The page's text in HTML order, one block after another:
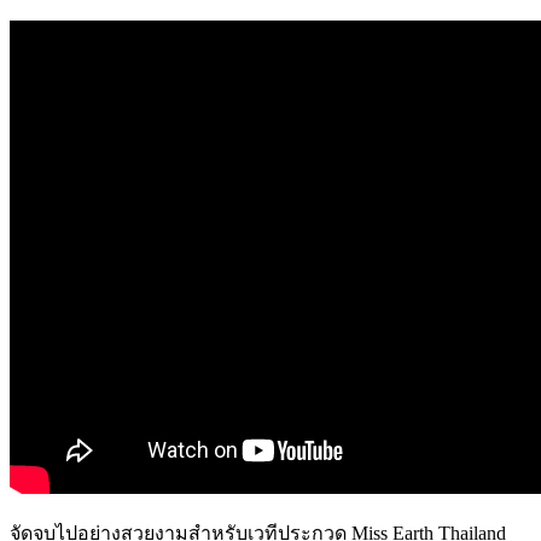
จัดจบไปอย่างสวยงามสำหรับเวทีประกวด Miss Earth Thailand